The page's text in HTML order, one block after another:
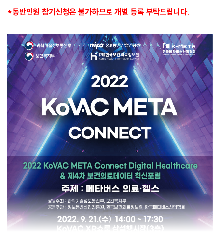
*동반인원 참가신청은 불가하므로 개별 등록 부탁드립니다.